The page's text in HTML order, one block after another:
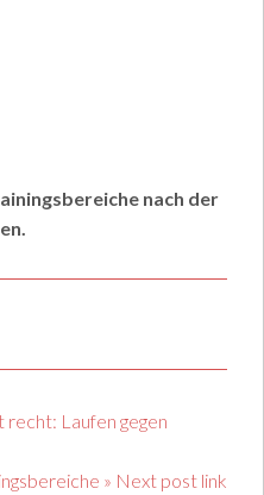
nach der
Laufen gegen
» Next post link